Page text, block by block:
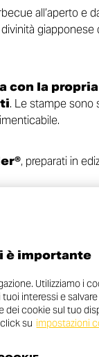
all’aperto e
con la
. Le stampe sono
, preparati in
è importante
Utilizziamo i
interessi e
cookie sul tuo
su impostazioni